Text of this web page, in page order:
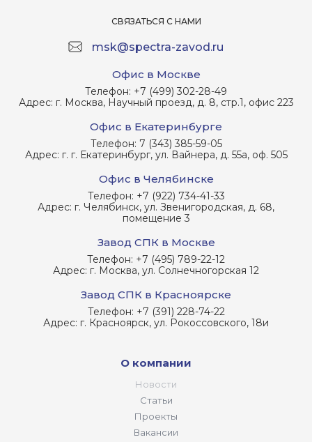
СВЯЗАТЬСЯ С НАМИ
msk@spectra-zavod.ru
Офис в Москве
Телефон: +7 (499) 302-28-49
Адрес: г. Москва, Научный проезд, д. 8, стр.1, офис 223
Офис в Екатеринбурге
Телефон: 7 (343) 385-59-05
Адрес: г. г. Екатеринбург, ул. Вайнера, д. 55а, оф. 505
Офис в Челябинске
Телефон: +7 (922) 734-41-33
Адрес: г. Челябинск, ул. Звенигородская, д. 68,
помещение 3
Завод СПК в Москве
Телефон: +7 (495) 789-22-12
Адрес: г. Москва, ул. Солнечногорская 12
Завод СПК в Красноярске
Телефон: +7 (391) 228-74-22
Адрес: г. Красноярск, ул. Рокоссовского, 18и
О компании
Новости
Статьи
Проекты
Вакансии